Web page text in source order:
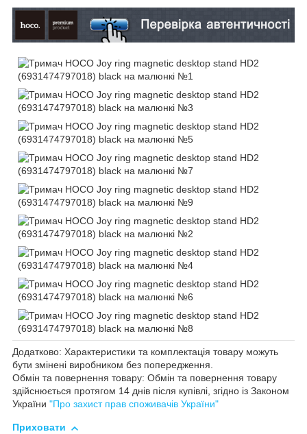
Додатково: Характеристики та комплектація товару можуть
бути змінені виробником без попередження.
Обмін та повернення товару: Обмін та повернення товару
здійснюється протягом 14 днів після купівлі, згідно із Законом
України "Про захист прав споживачів України"
Приховати